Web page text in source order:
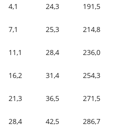
4,1 24,3 191,5
7,1 25,3 214,8
11,1 28,4 236,0
16,2 31,4 254,3
21,3 36,5 271,5
28,4 42,5 286,7